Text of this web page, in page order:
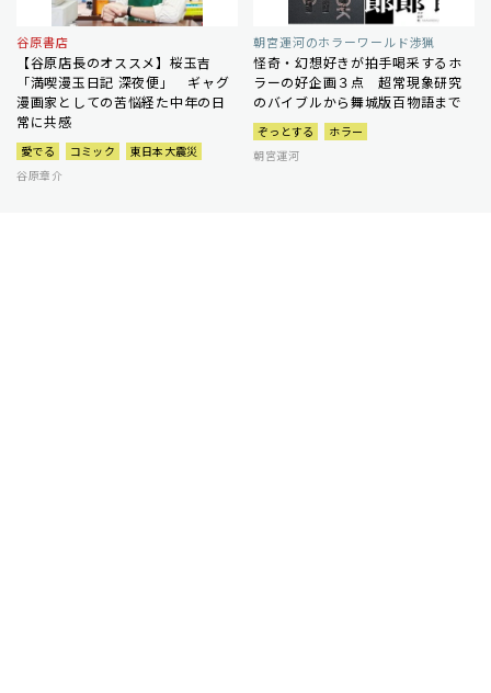
谷原書店
【谷原店長のオススメ】桜玉吉
「満喫漫玉日記 深夜便」 ギャグ
漫画家としての苦悩経た中年の日
常に共感
愛でる コミック
東日本大震災
谷原章介
朝宮運河のホラーワールド渉猟
怪奇・幻想好きが拍手喝采するホ
ラーの好企画３点 超常現象研究
のバイブルから舞城版百物語まで
ぞっとする
ホラー
朝宮運河